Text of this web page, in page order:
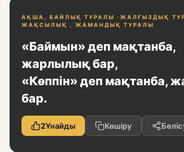
АҚША, БАЙЛЫҚ ТУРАЛЫ · ЖАЛҒЫЗДЫҚ
ЖАҚСЫЛЫҚ , ЖАМАНДЫҚ ТУРАЛЫ
«Баймын» деп мақтанба,
жарлылық бар,
«Көппін» деп мақтанба,
бар.
2Ұнайды Көшіру